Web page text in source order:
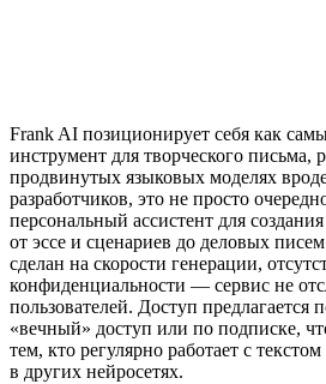
Frank AI позиционирует себя как
инструмент для творческого письма,
продвинутых языковых моделях
разработчиков, это не просто
персональный ассистент для
от эссе и сценариев до деловых
сделан на скорости генерации,
конфиденциальности — сервис не
пользователей. Доступ предлагается
«вечный» доступ или по подписке,
тем, кто регулярно работает с
в других нейросетях.